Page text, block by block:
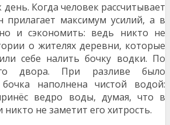
день. Когда человек рассчитывает
прилагает максимум усилий, а в
и сэкономить: ведь никто не
о жителях деревни, которые
себе налить бочку водки. По
двора. При разливе было
наполнена чистой водой:
ведро воды, думая, что в
не заметит его хитрость.